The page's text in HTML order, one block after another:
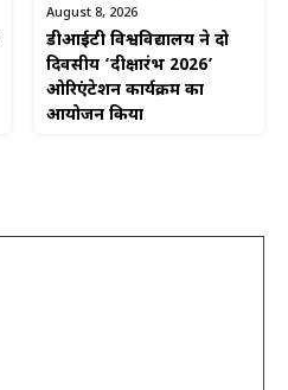
August 8, 2026
डीआईटी विश्वविद्यालय ने दो
दिवसीय ‘दीक्षारंभ 2026’
ओरिएंटेशन कार्यक्रम का
आयोजन किया